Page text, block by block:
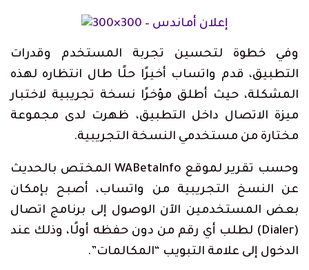
وفي خطوة لتحسين تجربة المستخدم وقدرات
التطبيق، قدم واتساب أخيرًا حلًا طال انتظاره لهذه
المشكلة، حيث أطلق مؤخرًا نسخة تجريبية لاختبار
ميزة الاتصال داخل التطبيق، ظهرت لدى مجموعة
مختارة من مستخدمي النسخة التجريبية.
وحسب تقرير لموقع WABetaInfo المختص بالحديث
عن النسخ التجريبية من واتساب، أصبح بإمكان
بعض المستخدمين الآن الوصول إلى برنامج اتصال
(Dialer) لطلب أي رقم من دون حفظه أولًا، وذلك عند
الدخول إلى علامة التبويب “المكالمات”.